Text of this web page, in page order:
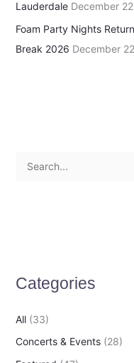
Lauderdale December
Foam Party Nights
Break 2026 December
f
:
Categories
All(33)
Concerts & Events(28)